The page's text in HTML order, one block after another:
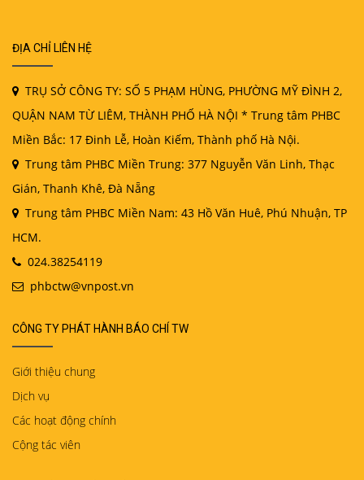
ĐỊA CHỈ LIÊN HỆ
TRỤ SỞ CÔNG TY: SỐ 5 PHẠM HÙNG, PHƯỜNG MỸ ĐÌNH 2,
QUẬN NAM TỪ LIÊM, THÀNH PHỐ HÀ NỘI * Trung tâm PHBC
Miền Bắc: 17 Đinh Lễ, Hoàn Kiếm, Thành phố Hà Nội.
Trung tâm PHBC Miền Trung: 377 Nguyễn Văn Linh, Thạc
Gián, Thanh Khê, Đà Nẵng
Trung tâm PHBC Miền Nam: 43 Hồ Văn Huê, Phú Nhuận, TP
HCM.
024.38254119
phbctw@vnpost.vn
CÔNG TY PHÁT HÀNH BÁO CHÍ TW
Giới thiệu chung
Dịch vụ
Các hoạt động chính
Cộng tác viên